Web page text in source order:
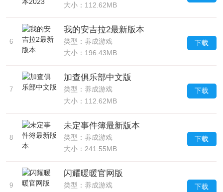
大小：112.62MB
6
我的安吉拉2最新版本
类型：养成游戏
大小：196.43MB
下载
7
加查俱乐部中文版
类型：养成游戏
大小：112.62MB
下载
8
未定事件簿最新版本
类型：养成游戏
大小：241.55MB
下载
9
闪耀暖暖官网版
类型：养成游戏
下载